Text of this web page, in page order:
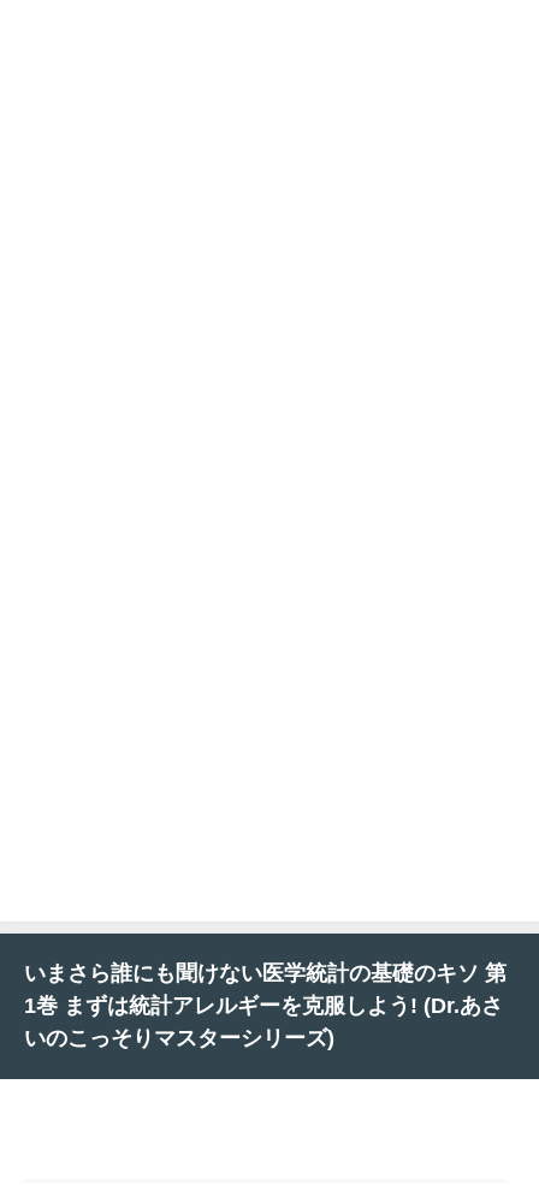
いまさら誰にも聞けない医学統計の基礎のキソ 第
1巻 まずは統計アレルギーを克服しよう! (Dr.あさ
いのこっそりマスターシリーズ)